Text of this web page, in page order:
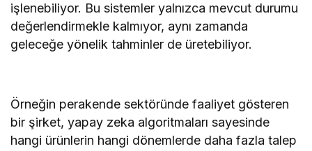
işlenebiliyor. Bu sistemler yalnızca mevcut durumu
değerlendirmekle kalmıyor, aynı zamanda
geleceğe yönelik tahminler de üretebiliyor.
Örneğin perakende sektöründe faaliyet gösteren
bir şirket, yapay zeka algoritmaları sayesinde
hangi ürünlerin hangi dönemlerde daha fazla talep